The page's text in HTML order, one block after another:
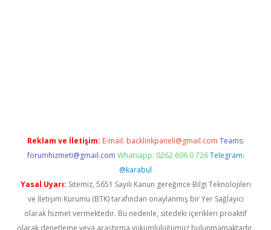
Reklam ve İletişim: E-mail: backlinkpaneli@gmail.com Teams:
forumhizmeti@gmail.com Whatsapp: 0262 606 0 726 Telegram:
@karabul
Yasal Uyarı: Sitemiz, 5651 Sayılı Kanun gereğince Bilgi Teknolojileri
ve İletişim Kurumu (BTK) tarafından onaylanmış bir Yer Sağlayıcı
olarak hizmet vermektedir. Bu nedenle, sitedeki içerikleri proaktif
olarak denetleme veya araştırma yükümlülüğümüz bulunmamaktadır.